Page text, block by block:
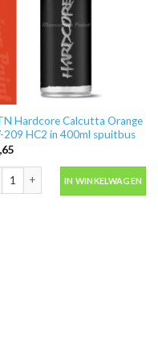
Hardcore Calcutta Orange
209 HC2 in 400ml spuitbus
IN WINKELWAGEN